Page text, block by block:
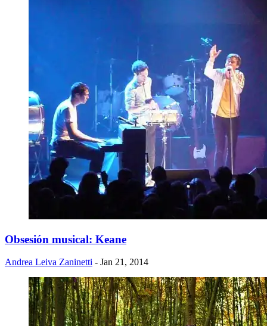
Obsesión musical: Keane
Andrea Leiva Zaninetti - Jan 21, 2014